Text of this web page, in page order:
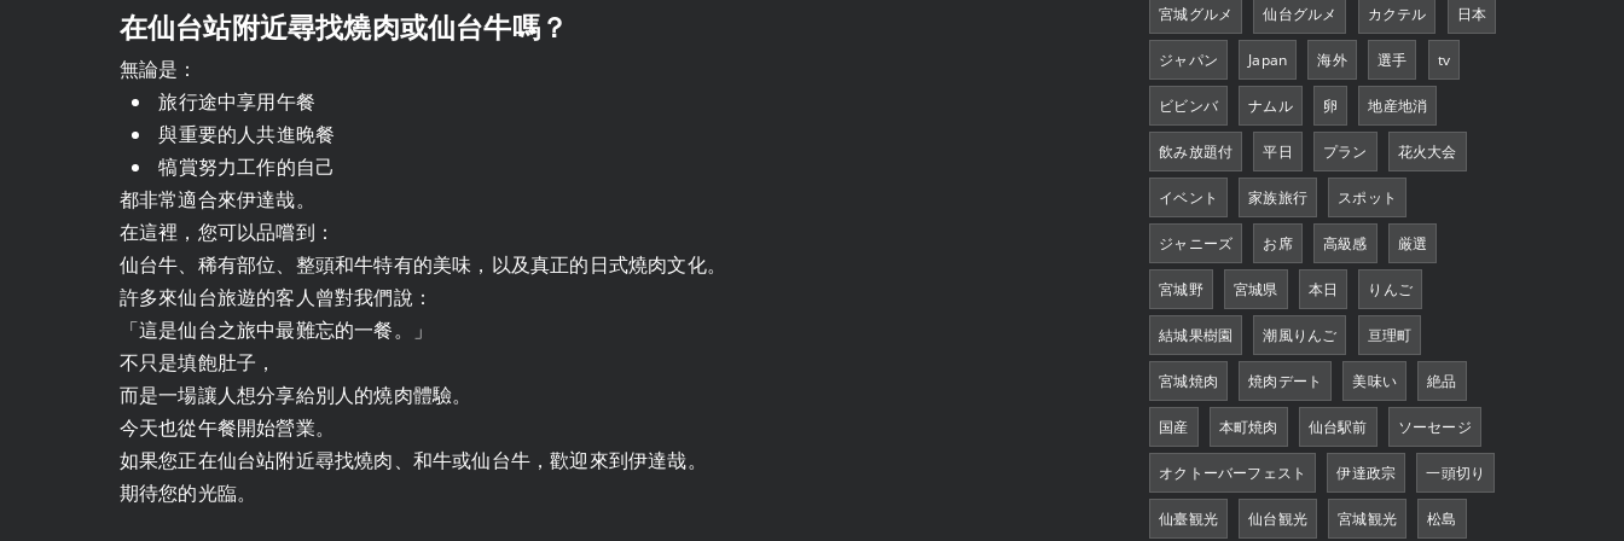
在仙台站附近尋找燒肉或仙台牛嗎？
無論是：
旅行途中享用午餐
與重要的人共進晚餐
犒賞努力工作的自己
都非常適合來伊達哉。
在這裡，您可以品嚐到：
仙台牛、稀有部位、整頭和牛特有的美味，以及真正的日式燒肉文化。
許多來仙台旅遊的客人曾對我們說：
「這是仙台之旅中最難忘的一餐。」
不只是填飽肚子，
而是一場讓人想分享給別人的燒肉體驗。
今天也從午餐開始營業。
如果您正在仙台站附近尋找燒肉、和牛或仙台牛，歡迎來到伊達哉。
期待您的光臨。
宮城グルメ 仙台グルメ カクテル 日本
ジャパン Japan 海外 選手 tv
ビビンバ ナムル 卵 地産地消
飲み放題付 平日 プラン 花火大会
イベント 家族旅行 スポット
ジャニーズ お席 高級感 厳選
宮城野 宮城県 本日 りんご
結城果樹園 潮風りんご 亘理町
宮城焼肉 焼肉デート 美味い 絶品
国産 本町焼肉 仙台駅前 ソーセージ
オクトーバーフェスト 伊達政宗 一頭切り
仙臺観光 仙台観光 宮城観光 松島